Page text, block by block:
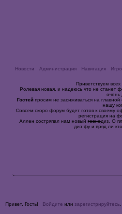
Новости Администрация Навигация
Приветствуем
Ролевая новая, и надеюсь что не станет
очень
Гостей просим не засиживаться на главной
нашу
Совсем скоро форум будет готов к своему
регистрация на
Аллен состряпал нам новыйговнодиз. О
диз фу и вряд ли
Привет, Гость! Войдите или зарегистрируйтесь.